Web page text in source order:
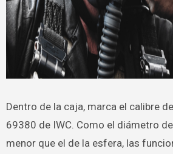
Dentro de la caja, marca el calibre
69380 de IWC. Como el diámetro
menor que el de la esfera, las